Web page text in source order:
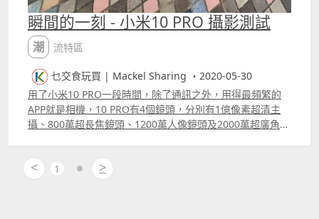
瞬間的一刻 - 小米10 PRO 攝影測試
潮流特區
乜交食玩買 | Mackel Sharing ・2020-05-30
用了小米10 PRO一段時間，除了通訊之外，用得最頻繁的
APP就是相機，10 PRO有4個鏡頭，分別有1億像素超清主
攝、800萬超長焦鏡頭、1200萬人像鏡頭及2000萬超廣角鏡
< 1 >